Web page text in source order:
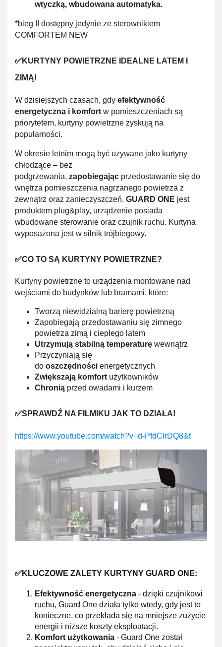
wtyczką, wbudowana automatyka.
*bieg II dostępny jedynie ze sterownikiem
COMFORTEM NEW
✅KURTYNY POWIETRZNE IDEALNE LATEM I
ZIMĄ!
W dzisiejszych czasach, gdy efektywność
energetyczna i komfort w pomieszczeniach są
priorytetem, kurtyny powietrzne zyskują na
popularności.
W okresie letnim mogą być używane jako kurtyny
chłodzące – bez
podgrzewania, zapobiegając przedostawanie się do
wnętrza pomieszczenia nagrzanego powietrza z
zewnątrz oraz zanieczyszczeń. GUARD ONE jest
produktem plug&play, urządzenie posiada
wbudowane sterowanie oraz czujnik ruchu. Kurtyna
wyposażona jest w silnik trójbiegowy.
✅CO TO SĄ KURTYNY POWIETRZNE?
Kurtyny powietrzne to urządzenia montowane nad
wejściami do budynków lub bramami, które:
Tworzą niewidzialną barierę powietrzną
Zapobiegają przedostawaniu się zimnego
powietrza zimą i ciepłego latem
Utrzymują stabilną temperaturę wewnątrz
Przyczyniają się
do oszczędności energetycznych
Zwiększają komfort użytkowników
Chronią przed owadami i kurzem
✅SPRAWDŹ NA FILMIKU JAK TO DZIAŁA!
https://www.youtube.com/watch?v=d-PfdCIrDQ8&t
✅KLUCZOWE ZALETY KURTYNY GUARD ONE:
Efektywność energetyczna - dzięki czujnikowi
ruchu, Guard One działa tylko wtedy, gdy jest to
konieczne, co przekłada się na mniejsze zużycie
energii i niższe koszty eksploatacji.
Komfort użytkowania - Guard One został